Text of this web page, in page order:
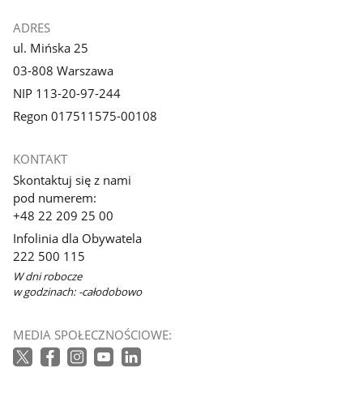
ADRES
ul. Mińska 25
03-808 Warszawa
NIP 113-20-97-244
Regon 017511575-00108
KONTAKT
Skontaktuj się z nami
pod numerem:
+48 22 209 25 00
Infolinia dla Obywatela
222 500 115
W dni robocze
w godzinach: -całodobowo
MEDIA SPOŁECZNOŚCIOWE: